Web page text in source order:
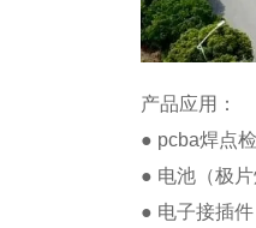
产品应用：
● pcba焊点
● 电池（极
● 电子接插